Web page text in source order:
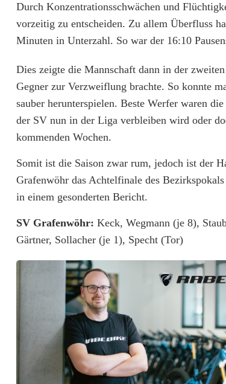
n
l
c
h
e
S
a
i
s
o
Durch Konzentrationsschwächen und
vorzeitig zu entscheiden. Zu allem Überfluss
Minuten in Unterzahl. So war der 16:10
Dies zeigte die Mannschaft dann in der
Gegner zur Verzweiflung brachte. So konnte
sauber herunterspielen. Beste Werfer waren
der SV nun in der Liga verbleiben wird oder
kommenden Wochen.
Somit ist die Saison zwar rum, jedoch ist der
Grafenwöhr das Achtelfinale des
in einem gesonderten Bericht.
SV Grafenwöhr: Keck, Wegmann (je 8),
Gärtner, Sollacher (je 1), Specht (Tor)